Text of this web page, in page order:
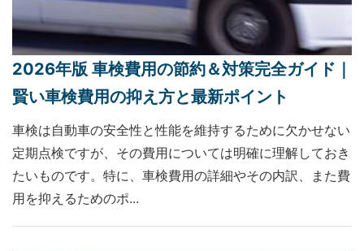
2026年版 車検費用の節約＆対策完全ガイド｜
賢い車検費用の抑え方と最新ポイント
車検は自動車の安全性と性能を維持するために欠かせない
定期点検ですが、その費用については明確に理解しておき
たいものです。特に、車検費用の詳細やその内訳、また費
用を抑えるためのポ...